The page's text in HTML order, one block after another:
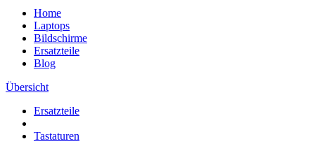
Home
Laptops
Bildschirme
Ersatzteile
Blog
Übersicht
Ersatzteile
Tastaturen